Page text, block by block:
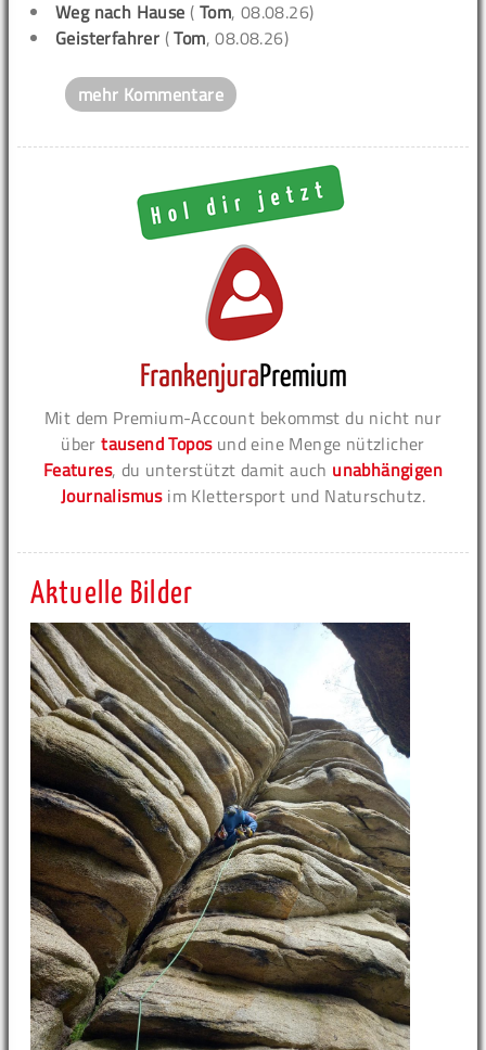
Weg nach Hause ( Tom, 08.08.26)
Geisterfahrer (Tom, 08.08.26)
mehr Kommentare
Mit dem Premium-Account bekommst du nicht nur
übertausend Toposund eine Menge nützlicher
Features, du unterstützt damit auch unabhängigen
Journalismusim Klettersport und Naturschutz.
Aktuelle Bilder